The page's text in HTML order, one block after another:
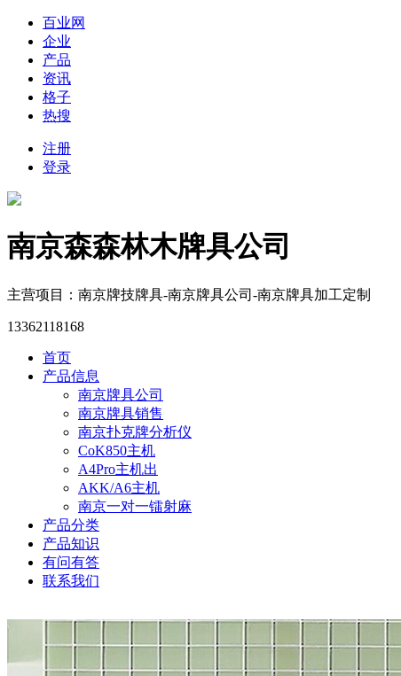
百业网
企业
产品
资讯
格子
热搜
注册
登录
南京森森林木牌具公司
主营项目：南京牌技牌具-南京牌具公司-南京牌具加工定制
13362118168
首页
产品信息
南京牌具公司
南京牌具销售
南京扑克牌分析仪
CoK850主机
A4Pro主机出
AKK/A6主机
南京一对一镭射麻
产品分类
产品知识
有问有答
联系我们